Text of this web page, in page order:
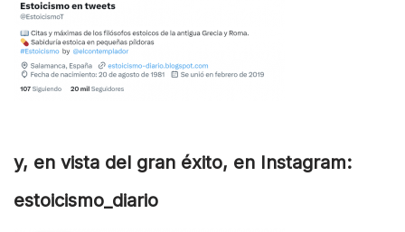
y, en vista del gran éxito, en Instagram:
estoicismo_diario